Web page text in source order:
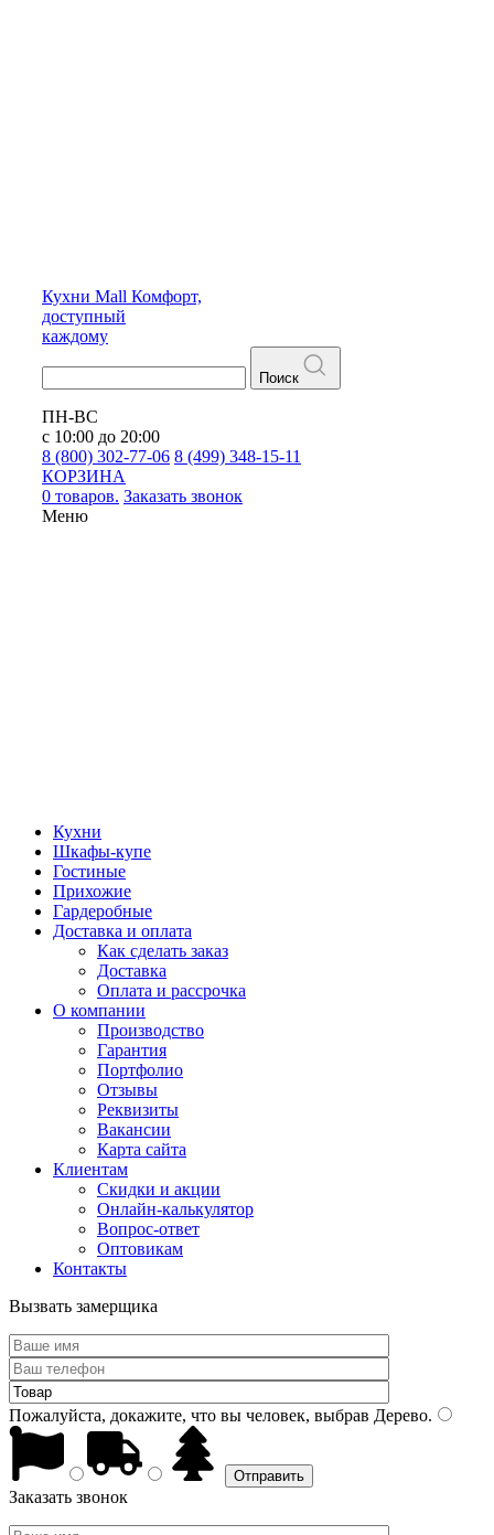
Кухни Mall Комфорт,
доступный
каждому
Поиск
ПН-ВС
с 10:00 до 20:00
8 (800) 302-77-06 8 (499) 348-15-11
КОРЗИНА
0 товаров. Заказать звонок
Меню
Кухни
Шкафы-купе
Гостиные
Прихожие
Гардеробные
Доставка и оплата
Как сделать заказ
Доставка
Оплата и рассрочка
О компании
Производство
Гарантия
Портфолио
Отзывы
Реквизиты
Вакансии
Карта сайта
Клиентам
Скидки и акции
Онлайн-калькулятор
Вопрос-ответ
Оптовикам
Контакты
Вызвать замерщика
Пожалуйста, докажите, что вы человек, выбрав Дерево.
Заказать звонок